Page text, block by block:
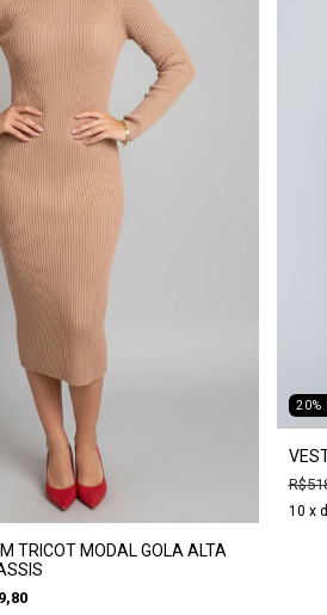
TRICOT MODAL GOLA ALTA
20%
10 x